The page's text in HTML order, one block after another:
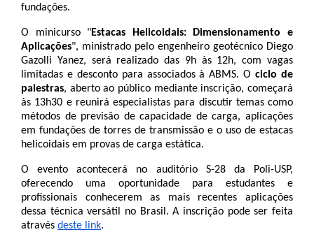
fundações.
O minicurso "Estacas Helicoidais: Dimensionamento e
Aplicações", ministrado pelo engenheiro geotécnico Diego
Gazolli Yanez, será realizado das 9h às 12h, com vagas
limitadas e desconto para associados à ABMS. O ciclo de
palestras, aberto ao público mediante inscrição, começará
às 13h30 e reunirá especialistas para discutir temas como
métodos de previsão de capacidade de carga, aplicações
em fundações de torres de transmissão e o uso de estacas
helicoidais em provas de carga estática.
O evento acontecerá no auditório S-28 da Poli-USP,
oferecendo uma oportunidade para estudantes e
profissionais conhecerem as mais recentes aplicações
dessa técnica versátil no Brasil. A inscrição pode ser feita
através deste link.